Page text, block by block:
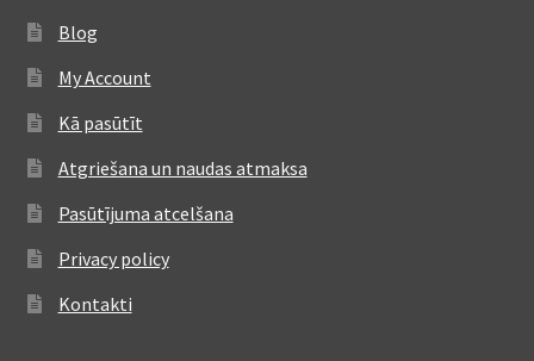
Blog
My Account
Kā pasūtīt
Atgriešana un naudas atmaksa
Pasūtījuma atcelšana
Privacy policy
Kontakti